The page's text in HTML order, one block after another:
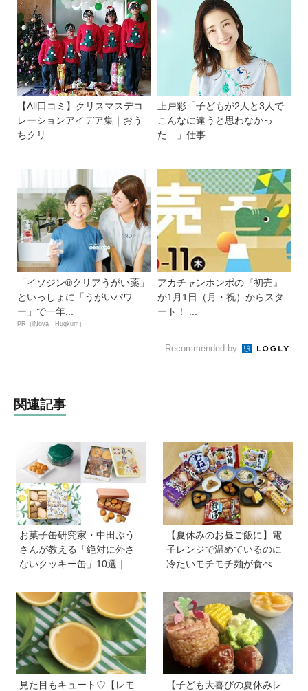
【All口コミ】クリスマスデコ
レーションアイデア集｜おう
ちクリ...
上戸彩「子どもが2人と3人で
こんなに違うと思わなかっ
た…」仕事...
「イソジン®クリアうがい薬」
といっしょに「うがいパワ
ー」で一年...
PR（iNova｜Hugkum）
アカチャンホンポの『初売』
が1月1日（月・祝）からスタ
ート！ ...
Recommended by
関連記事
お菓子缶研究家・中田ぷう
さんが教える「絶対に外さ
ないクッキー缶」10選｜マ
自分へのご褒美に！
【夏休みのお昼ご飯に】電
子レンジで温めているのに
冷たいモチモチ麺が食べら
リーズを試してみた｜育ち
盛りにおすすめプラス一品
も紹介♪
見た目もキュート♡【レモ
【子ども大喜びの夏休みレ